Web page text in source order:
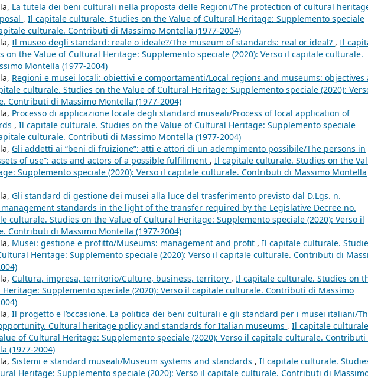
La tutela dei beni culturali nella proposta delle Regioni/The protection of cultural
, Il capitale culturale. Studies on the Value of Cultural Heritage: Supplemento speciale
culturale. Contributi di Massimo Montella (1977-2004)
Il museo degli standard: reale o ideale?/The museum of standards: real or ideal? , Il
on the Value of Cultural Heritage: Supplemento speciale (2020): Verso il capitale culturale.
Montella (1977-2004)
Regioni e musei locali: obiettivi e comportamenti/Local regions and museums: objectives
culturale. Studies on the Value of Cultural Heritage: Supplemento speciale (2020):
Contributi di Massimo Montella (1977-2004)
Processo di applicazione locale degli standard museali/Process of local application of
, Il capitale culturale. Studies on the Value of Cultural Heritage: Supplemento speciale
culturale. Contributi di Massimo Montella (1977-2004)
Gli addetti ai “beni di fruizione”: atti e attori di un adempimento possibile/The persons in
of use”: acts and actors of a possible fulfillment , Il capitale culturale. Studies on the
Supplemento speciale (2020): Verso il capitale culturale. Contributi di Massimo Montella
Gli standard di gestione dei musei alla luce del trasferimento previsto dal D.Lgs. n.
standards in the light of the transfer required by the Legislative Decree no.
culturale. Studies on the Value of Cultural Heritage: Supplemento speciale (2020): Verso il
Contributi di Massimo Montella (1977-2004)
Musei: gestione e profitto/Museums: management and profit , Il capitale culturale.
Heritage: Supplemento speciale (2020): Verso il capitale culturale. Contributi di
Cultura, impresa, territorio/Culture, business, territory , Il capitale culturale. Studies on
Supplemento speciale (2020): Verso il capitale culturale. Contributi di Massimo
Il progetto e l’occasione. La politica dei beni culturali e gli standard per i musei italiani/
Cultural heritage policy and standards for Italian museums , Il capitale
of Cultural Heritage: Supplemento speciale (2020): Verso il capitale culturale.
(1977-2004)
Sistemi e standard museali/Museum systems and standards , Il capitale culturale.
Heritage: Supplemento speciale (2020): Verso il capitale culturale. Contributi di